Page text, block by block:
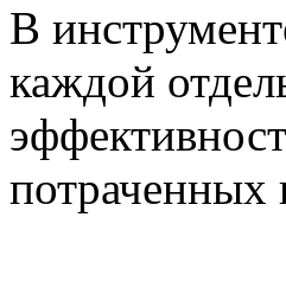
В
каждой